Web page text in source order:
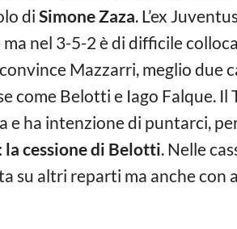
di Simone Zaza. L’ex
nel 3-5-2 è di difficile
Mazzarri, meglio due
come Belotti e Iago Falque. Il
e ha intenzione di puntarci,
la cessione di Belotti. Nelle
su altri reparti ma anche